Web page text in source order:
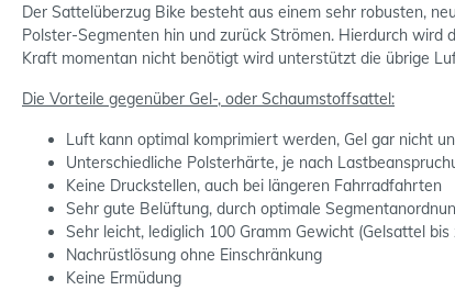
Der Sattelüberzug Bike besteht aus einem sehr robusten,
Polster-Segmenten hin und zurück Strömen. Hierdurch
Kraft momentan nicht benötigt wird unterstützt die übrige
Die Vorteile gegenüber Gel-, oder Schaumstoffsattel:
Luft kann optimal komprimiert werden, Gel gar nicht
Unterschiedliche Polsterhärte, je nach
Keine Druckstellen, auch bei längeren Fahrradfahrten
Sehr gute Belüftung, durch optimale
Sehr leicht, lediglich 100 Gramm Gewicht (Gelsattel bis
Nachrüstlösung ohne Einschränkung
Keine Ermüdung